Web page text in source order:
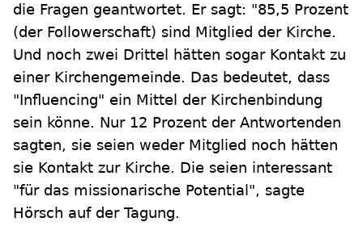
die Fragen geantwortet. Er sagt: "85,5 Prozent
(der Followerschaft) sind Mitglied der Kirche.
Und noch zwei Drittel hätten sogar Kontakt zu
einer Kirchengemeinde. Das bedeutet, dass
"Influencing" ein Mittel der Kirchenbindung
sein könne. Nur 12 Prozent der Antwortenden
sagten, sie seien weder Mitglied noch hätten
sie Kontakt zur Kirche. Die seien interessant
"für das missionarische Potential", sagte
Hörsch auf der Tagung.